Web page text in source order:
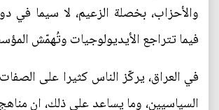
والأحزاب، بخصلة الزعيم، لا سيما في
فيما تتراجع الأيديولوجيات وتُهمّش
في العراق، يركّز الناس كثيرا على الصفات
السياسيين، وما يساعد على ذلك، ان